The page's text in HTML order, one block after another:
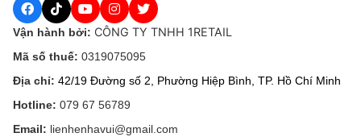
Vận hành bởi: CÔNG TY TNHH 1RETAIL
Mã số thuế: 0319075095
Địa chỉ: 42/19 Đường số 2, Phường Hiệp Bình, TP. Hồ Chí Minh
Hotline: 079 67 56789
Email: lienhenhavui@gmail.com